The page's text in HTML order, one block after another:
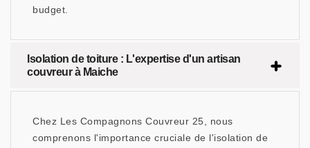
budget.
Isolation de toiture : L'expertise d'un artisan
couvreur à Maiche
Chez Les Compagnons Couvreur 25, nous
comprenons l'importance cruciale de l'isolation de